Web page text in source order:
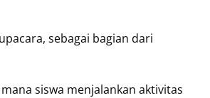
sebagai bagian dari
siswa menjalankan aktivitas